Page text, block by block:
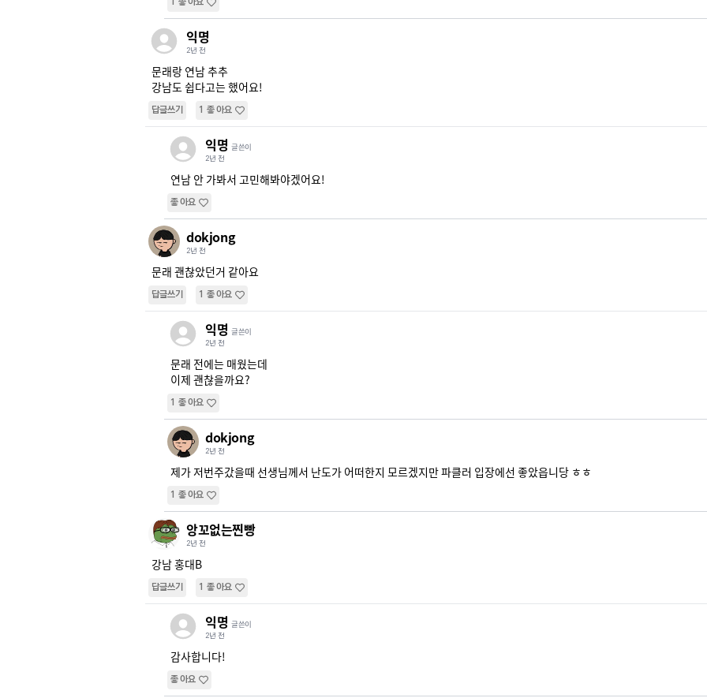
익명
2년 전
문래랑 연남 추추
강남도 쉽다고는 했어요!
답글쓰기 1 좋아요
익명 글쓴이
2년 전
연남 안 가봐서 고민해봐야겠어요!
좋아요
dokjong
2년 전
문래 괜찮았던거 같아요
답글쓰기 1 좋아요
익명 글쓴이
2년 전
문래 전에는 매웠는데
이제 괜찮을까요?
1 좋아요
dokjong
2년 전
제가 저번주갔을때 선생님께서 난도가 어떠한지 모르겠지만 파클러 입장에선 좋았읍니당 ㅎㅎ
1 좋아요
앙꼬없는찐빵
2년 전
강남 홍대B
답글쓰기 1 좋아요
익명 글쓴이
2년 전
감사합니다!
좋아요